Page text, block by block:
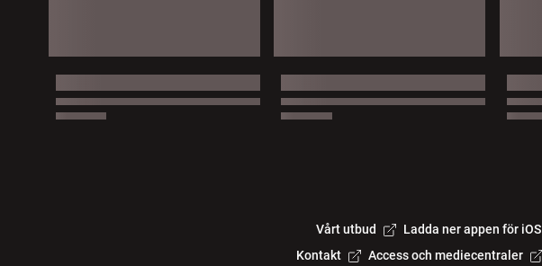
Vårt utbud Ladda ner appen för iOS
Kontakt
Access och mediecentraler